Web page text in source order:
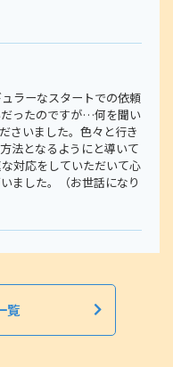
ラーなスタートでの依頼
だったのですが…何を聞い
さいました。色々と行き
法となるようにと導いて
対応をしていただいて心
ました。（お世話になり
覧